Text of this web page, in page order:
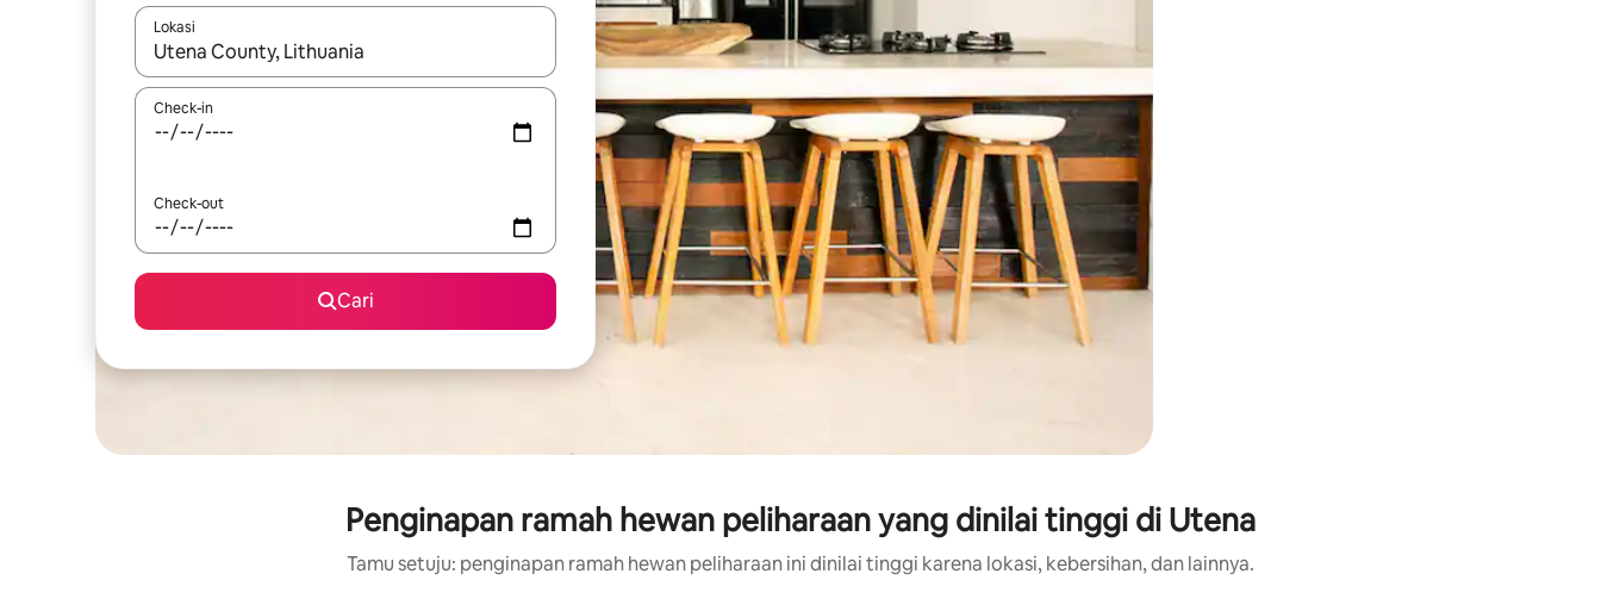
Lokasi
Jika hasil yang dicari tersedia, telusuri dengan tombol panah ke atas dan ke bawah atau jelajahi dengan sentuhan atau gerakan menggeser.
Check-in
Check-out
Cari
Penginapan ramah hewan peliharaan yang dinilai tinggi di Utena
Tamu setuju: penginapan ramah hewan peliharaan ini dinilai tinggi karena lokasi, kebersihan, dan lainnya.